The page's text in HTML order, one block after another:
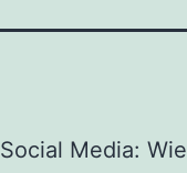
Social Media: